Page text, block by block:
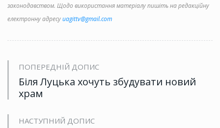
законодавством. Щодо використання матеріалу пишіть на редакційну
електронну адресуuagittv@gmail.com
ПОПЕРЕДНІЙ ДОПИС
Біля Луцька хочуть збудувати новий
храм
НАСТУПНИЙ ДОПИС